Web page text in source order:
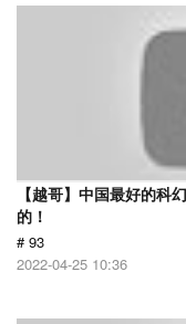
【越哥】中国最好的科
的！
# 93
2022-04-25 10:36